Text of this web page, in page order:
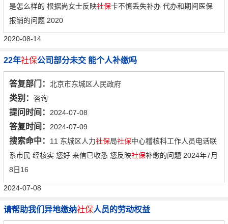
是怎么样的 根据尚女士反映社保卡不慎丢失补办 代办和期间医保
报销的问题 2020
2020-08-14
22年社保公司部分未交 能个人补缴吗
答复部门： 北京市东城区人民政府
类别： 咨询
提问时间： 2024-07-08
答复时间： 2024-07-09
搜索命中： 11 东城区人力社保局社保中心稽核科工作人员电话联
系市民 经核实 您好 来信已收悉 您反映社保补缴的问题 2024年7月
8日16
2024-07-08
请帮助我们异地缴纳社保人员的劳动权益